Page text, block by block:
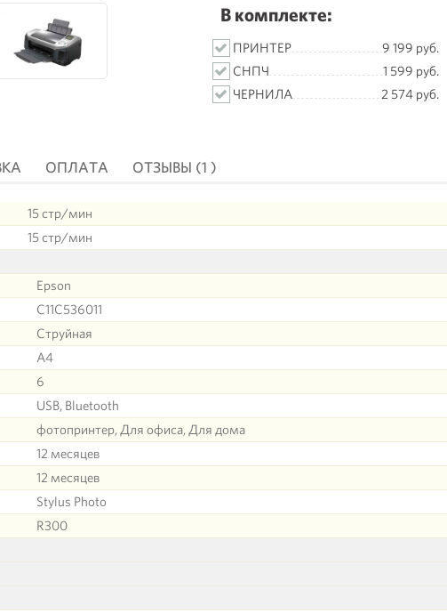
В комплекте:
ПРИНТЕР
9 199 руб.
СНПЧ
1 599 руб.
ЧЕРНИЛА
2 574 руб.
ОПЛАТА ОТЗЫВЫ (1 )
15 стр/мин
15 стр/мин
Epson
C11C536011
Струйная
A4
6
USB, Bluetooth
фотопринтер, Для офиса, Для дома
12 месяцев
12 месяцев
Stylus Photo
R300